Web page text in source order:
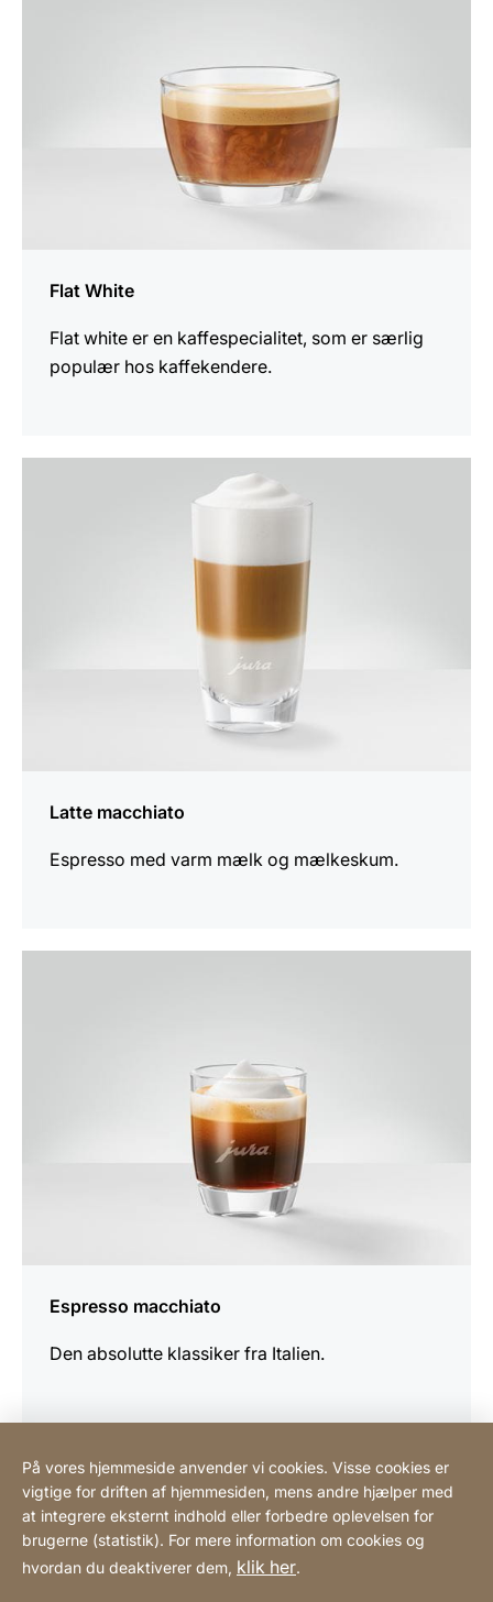
Flat White
Flat white er en kaffespecialitet, som er særlig
populær hos kaffekendere.
Latte macchiato
Espresso med varm mælk og mælkeskum.
Espresso macchiato
Den absolutte klassiker fra Italien.
Scandinavian Coffee System ApS
Lovmæssig information
På vores hjemmeside anvender vi cookies. Visse cookies er
vigtige for driften af hjemmesiden, mens andre hjælper med
at integrere eksternt indhold eller forbedre oplevelsen for
brugerne (statistik). For mere information om cookies og
hvordan du deaktiverer dem, klik her.